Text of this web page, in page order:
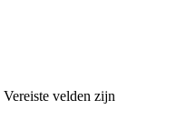
Vereiste velden zijn